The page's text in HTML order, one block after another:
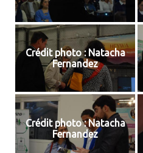
Crédit photo : Natacha
Fernandez
Crédit photo : Natacha
Fernandez